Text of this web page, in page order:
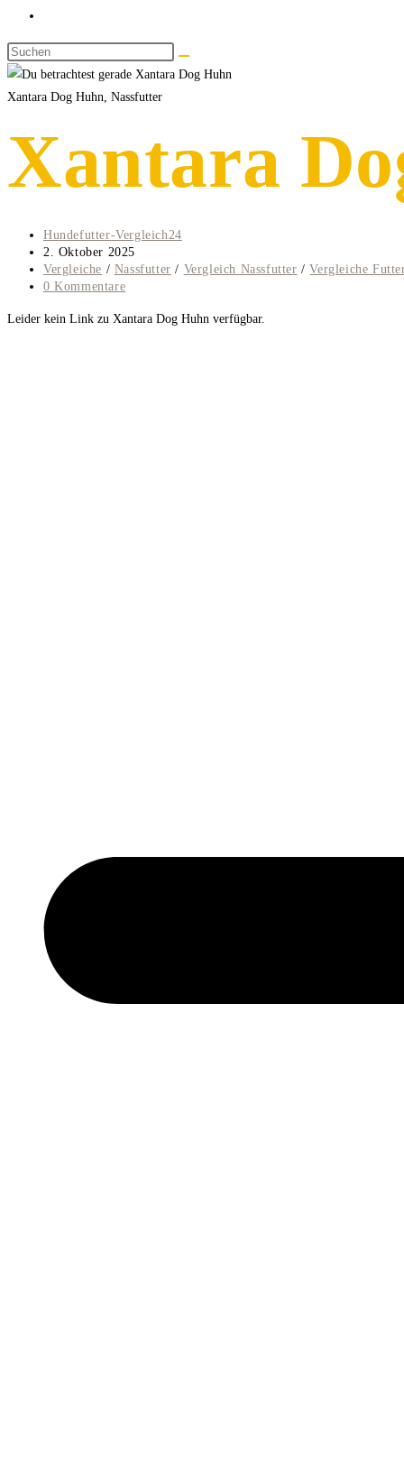
umschalten
Diese
Website
durchsuchen
Xantara Dog Huhn, Nassfutter
Xantara
Beitrags-
Autor:
Hundefutter-Vergleich24
Beitrag
veröffentlicht:
2. Oktober 2025
Beitrags-
Kategorie:
Vergleiche / Nassfutter / Vergleich Nassfutter / Vergleiche
Beitrags-
0 Kommentare
Leider kein Link zu Xantara Dog Huhn verfügbar.